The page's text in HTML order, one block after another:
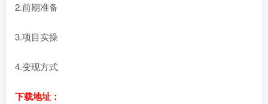
2.前期准备
3.项目实操
4.变现方式
下载地址：